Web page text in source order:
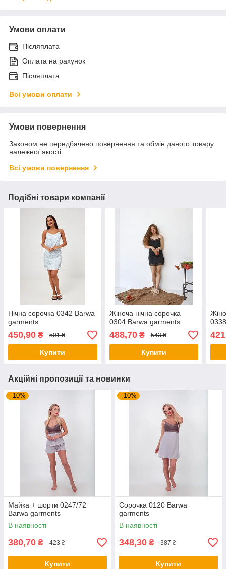
Умови оплати
Післяплата
Оплата на рахунок
Післяплата
Всі умови оплати
Умови повернення
Законом не передбачено повернення та обмін даного товару
належної якості
Всі умови повернення
Подібні товари компанії
Нічна сорочка 0342 Barwa
garments
450,90 ₴ 501 ₴
Купити
Жіноча нічна сорочка
0304 Barwa garments
488,70₴ 543 ₴
Купити
Акційні пропозиції та новинки
–10%
Майка + шорти 0247/72
Barwa garments
В наявності
380,70 ₴ 423 ₴
Купити
–10%
Сорочка 0120 Barwa
garments
В наявності
348,30 ₴ 387 ₴
Купити